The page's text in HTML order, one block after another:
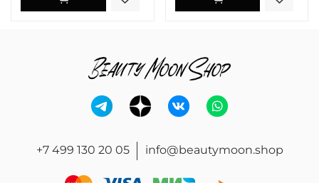
+7 499 130 20 05 info@beautymoon.shop